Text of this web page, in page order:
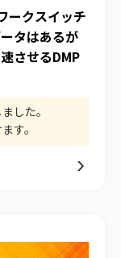
ークスイッチ
タはあるが
させるDMP
した。
す。